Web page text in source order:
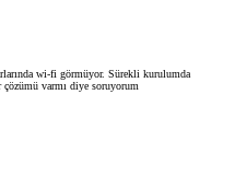
wi-fi görmüyor. Sürekli kurulumda
varmı diye soruyorum